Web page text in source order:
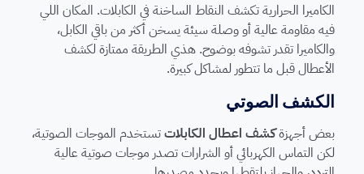
الكاميرا الحرارية تكشف النقاط الساخنة في الكابلات. المكان اللي
فيه مقاومة عالية أو وصلة سيئة يسخن أكثر من باقي الكابل،
والكاميرا تقدر تشوفه بوضوح. هذي الطريقة ممتازة لكشف
الأعطال قبل ما تتطور لمشاكل كبيرة.
الكشف الصوتي
بعض أجهزةكشف اعطال الكابلاتتستخدم الموجات الصوتية،
لكن التماس الكهربائي أو الشرارات تصدر موجات صوتية عالية